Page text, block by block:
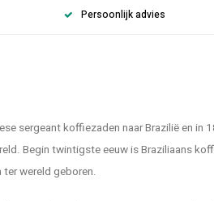
Persoonlijk advies
sergeant koffiezaden naar Brazilië en in
Begin twintigste eeuw is Braziliaans
wereld geboren.